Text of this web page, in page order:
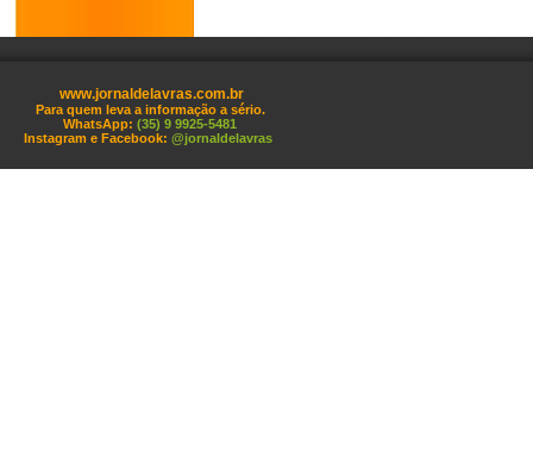
www.jornaldelavras.com.br
Para quem leva a informação a sério.
WhatsApp: (35) 9 9925-5481
Instagram e Facebook: @jornaldelavras